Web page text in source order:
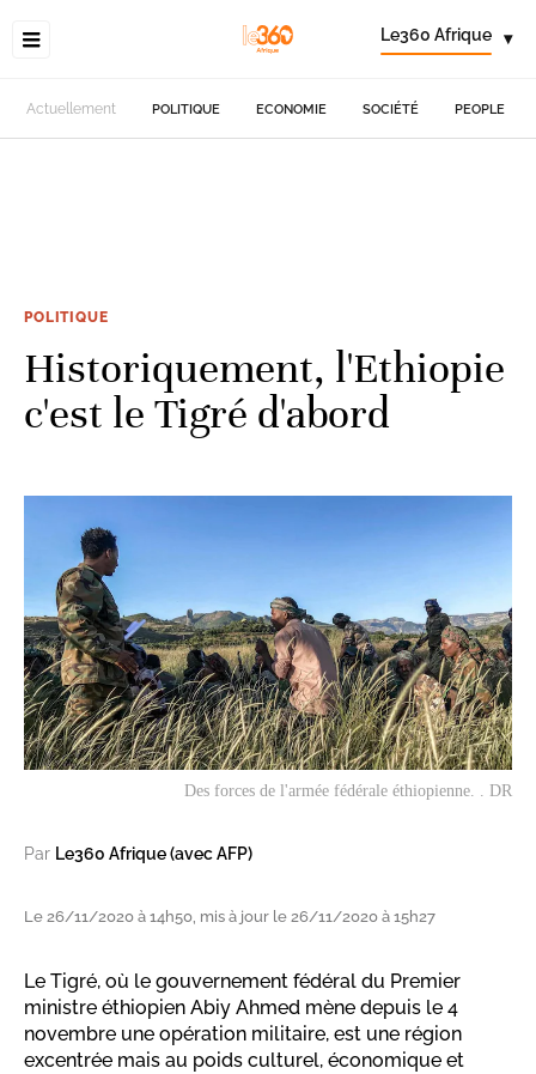
Le360 Afrique ▾
Actuellement POLITIQUE ECONOMIE SOCIÉTÉ PEOPLE
POLITIQUE
Historiquement, l'Ethiopie
c'est le Tigré d'abord
Des forces de l'armée fédérale éthiopienne. . DR
Par Le360 Afrique (avec AFP)
Le 26/11/2020 à 14h50, mis à jour le 26/11/2020 à 15h27
Le Tigré, où le gouvernement fédéral du Premier
ministre éthiopien Abiy Ahmed mène depuis le 4
novembre une opération militaire, est une région
excentrée mais au poids culturel, économique et